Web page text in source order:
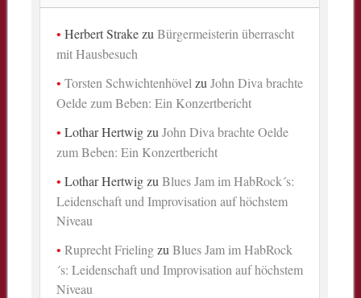
Herbert StrakezuBürgermeisterin überrascht
mit Hausbesuch
Torsten Schwichtenhövel zuJohn Diva brachte
Oelde zum Beben: Ein Konzertbericht
Lothar HertwigzuJohn Diva brachte Oelde
zum Beben: Ein Konzertbericht
Lothar HertwigzuBlues Jam im HabRock´s:
Leidenschaft und Improvisation auf höchstem
Niveau
Ruprecht FrielingzuBlues Jam im HabRock
´s: Leidenschaft und Improvisation auf höchstem
Niveau